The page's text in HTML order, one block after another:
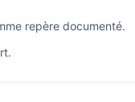
repère documenté.